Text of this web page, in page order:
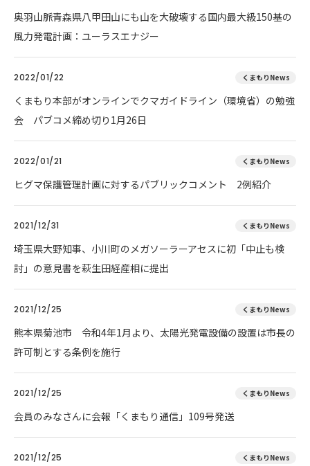
奥羽山脈青森県八甲田山にも山を大破壊する国内最大級150基の
風力発電計画：ユーラスエナジー
2022/01/22 くまもりNews
くまもり本部がオンラインでクマガイドライン（環境省）の勉強
会 パブコメ締め切り1月26日
2022/01/21 くまもりNews
ヒグマ保護管理計画に対するパブリックコメント 2例紹介
2021/12/31 くまもりNews
埼玉県大野知事、小川町のメガソーラーアセスに初「中止も検
討」の意見書を萩生田経産相に提出
2021/12/25 くまもりNews
熊本県菊池市 令和4年1月より、太陽光発電設備の設置は市長の
許可制とする条例を施行
2021/12/25 くまもりNews
会員のみなさんに会報「くまもり通信」109号発送
2021/12/25 くまもりNews